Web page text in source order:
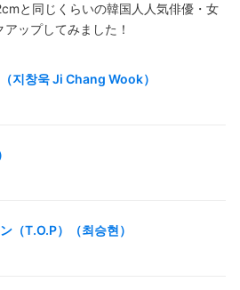
と同じくらいの韓国人人気俳優・女
ップしてみました！
지창욱 Ji Chang Wook）
（T.O.P）（최승현）